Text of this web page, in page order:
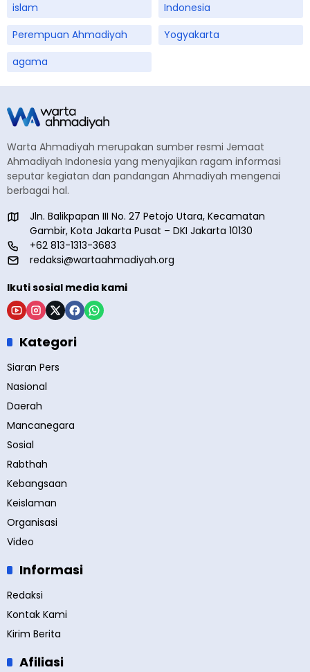
islam
Indonesia
Perempuan Ahmadiyah
Yogyakarta
agama
Warta Ahmadiyah merupakan sumber resmi Jemaat
Ahmadiyah Indonesia yang menyajikan ragam informasi
seputar kegiatan dan pandangan Ahmadiyah mengenai
berbagai hal.
Jln. Balikpapan III No. 27 Petojo Utara, Kecamatan
Gambir, Kota Jakarta Pusat – DKI Jakarta 10130
+62 813-1313-3683
redaksi@wartaahmadiyah.org
Ikuti sosial media kami
Kategori
Siaran Pers
Nasional
Daerah
Mancanegara
Sosial
Rabthah
Kebangsaan
Keislaman
Organisasi
Video
Informasi
Redaksi
Kontak Kami
Kirim Berita
Afiliasi